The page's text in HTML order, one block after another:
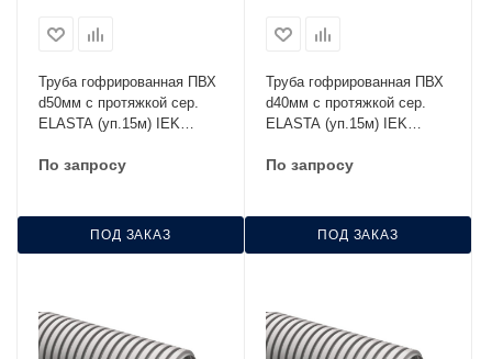
Труба гофрированная ПВХ
d50мм с протяжкой сер.
ELASTA (уп.15м) IEK
По запросу
ПОД ЗАКАЗ
Труба гофрированная ПВХ
d40мм с протяжкой сер.
ELASTA (уп.15м) IEK
По запросу
ПОД ЗАКАЗ